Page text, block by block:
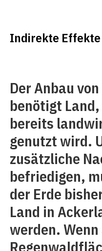
Indirekte Effekte
Der Anbau
benötigt
bereits
genutzt wird.
zusätzliche
befriedigen,
der Erde
Land in
werden.